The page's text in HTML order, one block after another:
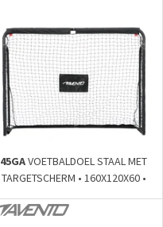
45GAVOETBALDOEL STAAL MET
TARGETSCHERM • 160X120X60 •